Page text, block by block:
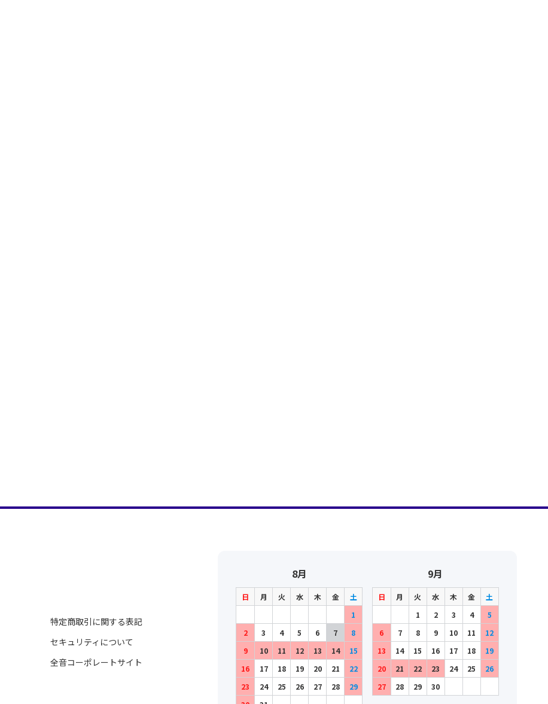
特定商取引に関する表記
セキュリティについて
全音コーポレートサイト
8月
日 月 火 水 木 金
土
1
2
3 4 5 6 7
8
9
10 11 12 13 14
15
16
17 18 19 20 21
22
23
24 25 26 27 28
29
9月
日 月 火 水 木 金
土
1
2 3 4
5
6
7 8 9 10 11
12
13
14 15 16 17 18
19
20
21 22 23 24 25
26
27
28 29 30